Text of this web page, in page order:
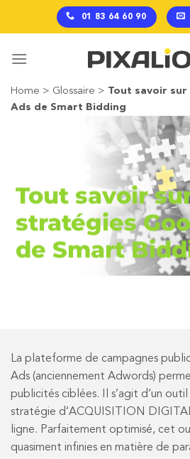
01 83 64 60 90
Home > Glossaire > Tout savoir
Ads de Smart Bidding
Tout savoir
stratégies
de Smart
La plateforme de campagnes
Ads (anciennement Adwords)
publicités ciblées. Il s’agit d’un
stratégie d’ACQUISITION
ligne. Parfaitement optimisé, cet
quasiment infinies en matière de